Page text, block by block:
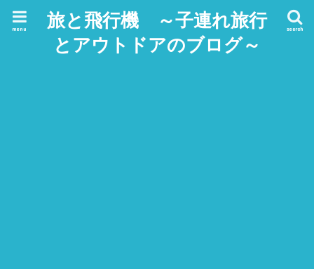
旅と飛行機 ～子連れ旅行
とアウトドアのブログ～
search
menu